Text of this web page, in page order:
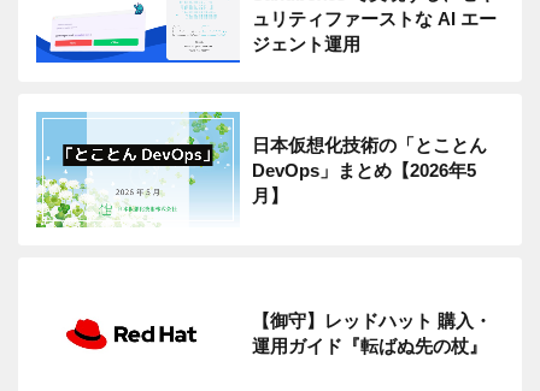
ュリティファーストな AI エー
ジェント運用
日本仮想化技術の「とことん
DevOps」まとめ【2026年5
月】
【御守】レッドハット 購入・
運用ガイド『転ばぬ先の杖』